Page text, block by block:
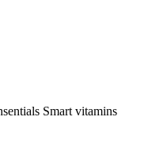
Smart vitamins